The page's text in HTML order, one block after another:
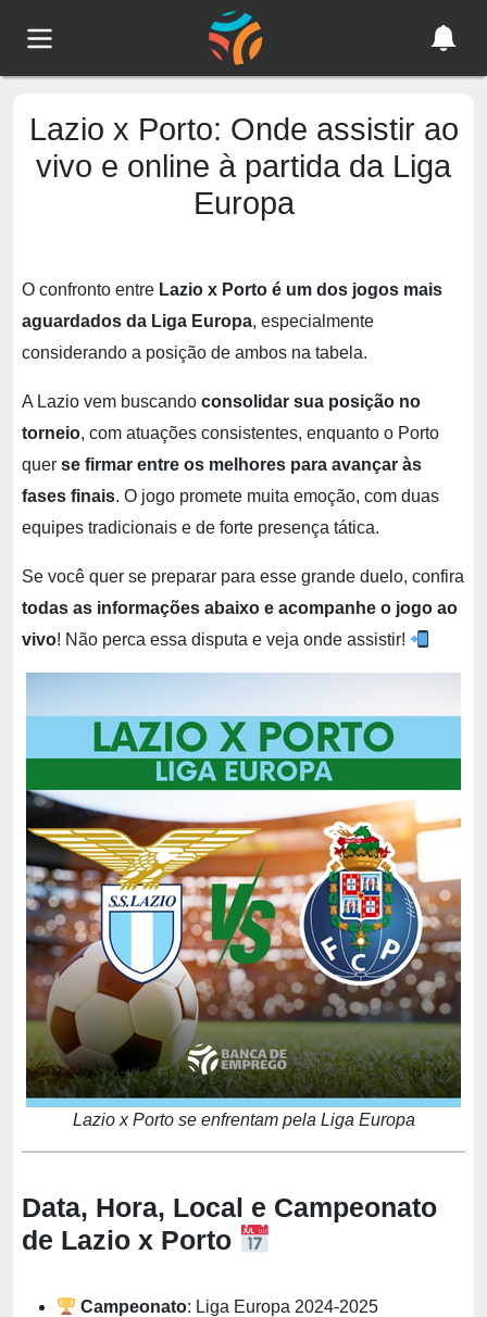
Lazio x Porto: Onde assistir ao
vivo e online à partida da Liga
Europa
O confronto entre Lazio x Porto é um dos jogos mais
aguardados da Liga Europa, especialmente
considerando a posição de ambos na tabela.
A Lazio vem buscando consolidar sua posição no
torneio, com atuações consistentes, enquanto o Porto
quer se firmar entre os melhores para avançar às
fases finais. O jogo promete muita emoção, com duas
equipes tradicionais e de forte presença tática.
Se você quer se preparar para esse grande duelo, confira
todas as informações abaixo e acompanhe o jogo ao
vivo! Não perca essa disputa e veja onde assistir!
Lazio x Porto se enfrentam pela Liga Europa
Data, Hora, Local e Campeonato
de Lazio x Porto
Campeonato: Liga Europa 2024-2025